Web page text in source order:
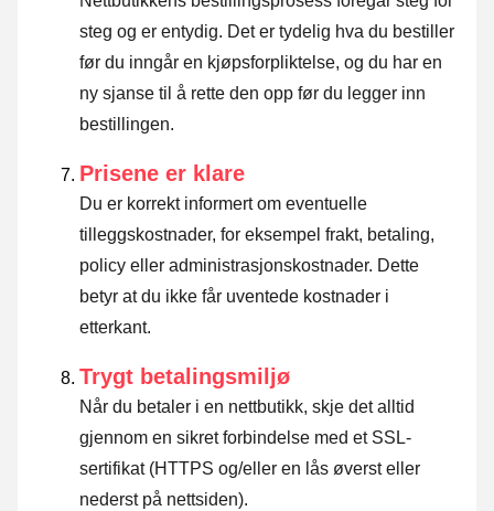
steg og er entydig. Det er tydelig hva du bestiller
før du inngår en kjøpsforpliktelse, og du har en
ny sjanse til å rette den opp før du legger inn
bestillingen.
Prisene er klare
Du er korrekt informert om eventuelle
tilleggskostnader, for eksempel frakt, betaling,
policy eller administrasjonskostnader. Dette
betyr at du ikke får uventede kostnader i
etterkant.
Trygt betalingsmiljø
Når du betaler i en nettbutikk, skje det alltid
gjennom en sikret forbindelse med et SSL-
sertifikat (HTTPS og/eller en lås øverst eller
nederst på nettsiden).